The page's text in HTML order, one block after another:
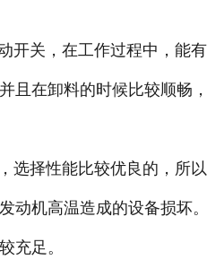
开关，在工作过程中，能有
且在卸料的时候比较顺畅，
选择性能比较优良的，所以
动机高温造成的设备损坏。
充足。